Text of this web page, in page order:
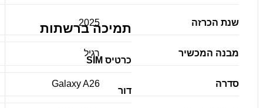
שנת הכרזה 2025
מבנה המכשיר רגיל
סדרה Galaxy A26
תמיכה ברשתות
כרטיס SIM
דור